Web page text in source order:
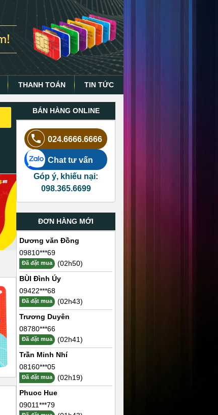
THANH TOÁN TIN TỨC
BÁN HÀNG ONLINE
024.6666.6666
Chat tư vấn
Góp ý, khiếu nại:
098.365.6699
ĐƠN HÀNG MỚI
Dương văn Đồng
09810***69
Đã đặt mua
(02h50)
BÙI Đình Úy
09422***68
Đã đặt mua
(02h43)
Trương Duyên
08780***66
Đã đặt mua
(02h41)
Trần Minh Nhí
08160***05
Đã đặt mua
(02h19)
Phuoc Hue
09011***79